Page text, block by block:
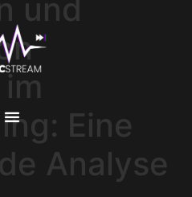
und
Eine
Analyse